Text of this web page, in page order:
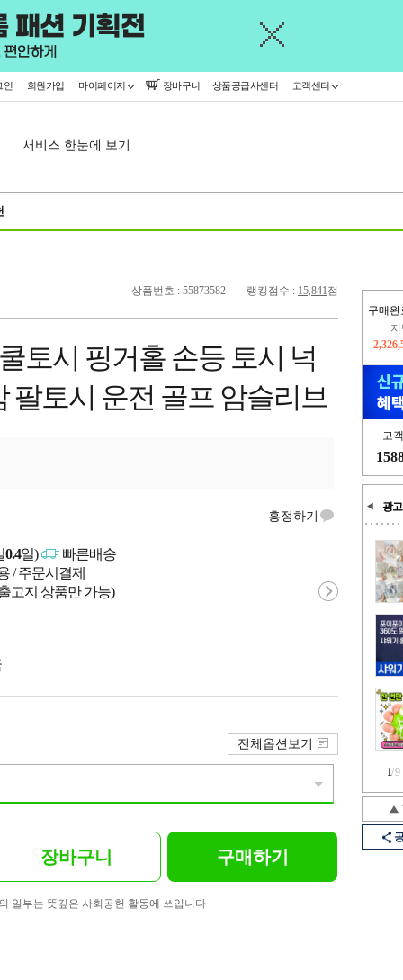
인 회원가입 마이페이지 장바구니 상품공급사센터 고객센터
서비스 한눈에 보기
구매완
고
광고
1/9
상품번호 : 55873582 랭킹점수 : 15,841점
토시 핑거홀 손등 토시 넉
팔토시 운전 골프 암슬리브
흥정하기
0.4일)
빠른배송
/ 주문시결제
고지 상품만 가능)
전체옵션보기
장바구니 구매하기
일부는 뜻깊은 사회공헌 활동에 쓰입니다